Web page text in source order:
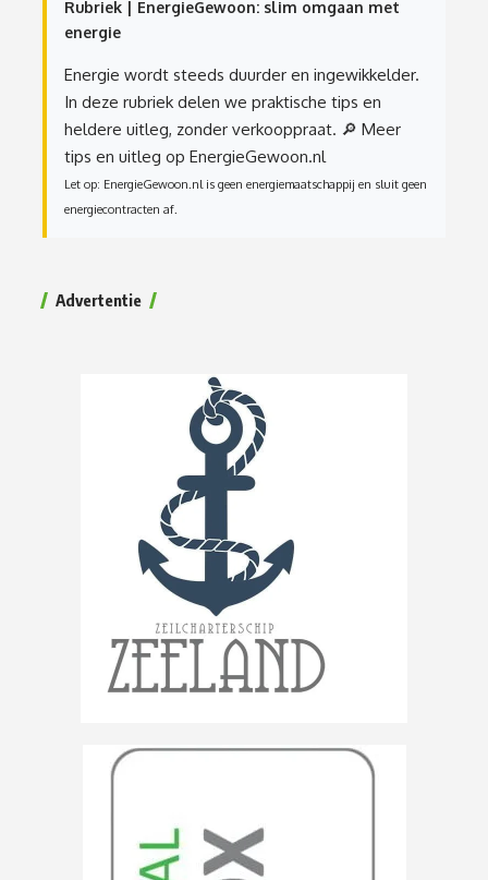
Rubriek | EnergieGewoon: slim omgaan met
energie
Energie wordt steeds duurder en ingewikkelder.
In deze rubriek delen we praktische tips en
heldere uitleg, zonder verkooppraat. 🔎 Meer
tips en uitleg op EnergieGewoon.nl
Let op: EnergieGewoon.nl is geen energiemaatschappij en sluit geen
energiecontracten af.
Advertentie